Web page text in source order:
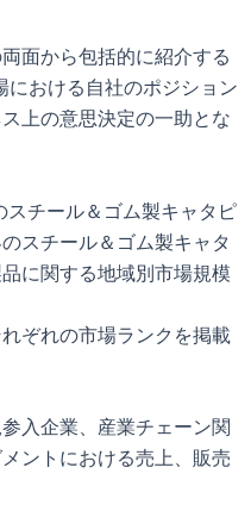
面から包括的に紹介する
おける自社のポジション
上の意思決定の一助とな
チール＆ゴム製キャタピ
スチール＆ゴム製キャタ
に関する地域別市場規模
ぞれの市場ランクを掲載
入企業、産業チェーン関
ントにおける売上、販売